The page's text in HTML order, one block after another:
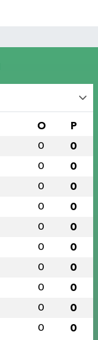
O P
0 0
0 0
0 0
0 0
0 0
0 0
0 0
0 0
0 0
0 0